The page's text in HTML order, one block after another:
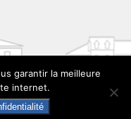
garantir la meilleure
internet.